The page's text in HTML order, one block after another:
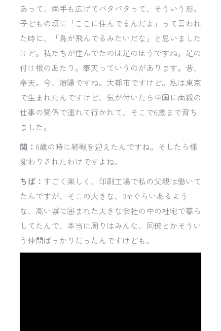
あって、両手も広げてパタパタって、そういう形。
子どもの頃に「ここに住んでるんだよ」って言われ
た時に、「鳥が飛んでるみたいだな」と思いました
けど。私たちが住んでたのは足のほうですね。足の
付け根のあたり。奉天っていうのがあります。昔、
奉天。今、瀋陽ですね。大都市ですけど。私は東京
で生まれたんですけど、気が付いたら中国に両親の
仕事の関係で連れて行かれて、そこで6歳まで育ち
ました。
関： 6歳の時に終戦を迎えたんですね。そしたら様
変わりされたわけですよね。
ちば： すごく楽しく、印刷工場で私の父親は働いて
たんですが、そこの大きな、3mぐらいあるよう
な、高い塀に囲まれた大きな会社の中の社宅で暮ら
してたんで、本当に周りはみんな、同僚とかそうい
う仲間ばっかりだったんですけども。